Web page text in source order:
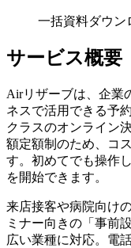
一括資料ダウン
サービス概要
Airリザーブは、企業
ネスで活用できる予
クラスのオンライン
額定額制のため、コ
す。初めてでも操作
を開始できます。
来店接客や病院向け
ミナー向きの「事前
広い業種に対応。電